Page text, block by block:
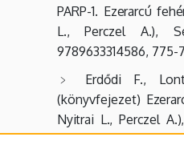
PARP-1. Ezerarcú
L., Perczel A.),
9789633314586, 775-
Erdődi F.,
(könyvfejezet)
Nyitrai L., Perczel
9789633314586, 787-